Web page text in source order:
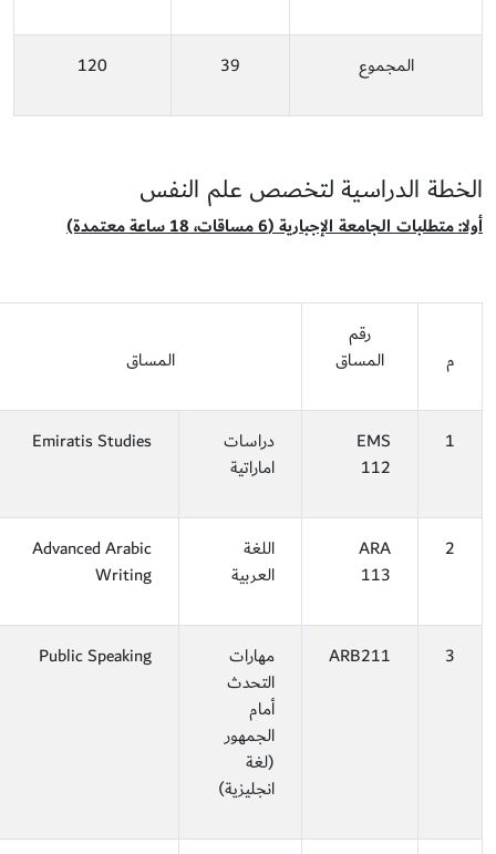
المجموع 39
120
الخطة الدراسية لتخصص علم النفس
أولا:متطلبات الجامعة الإجبارية (6 مساقات، 18 ساعة معتمدة)
م
رقم
المساق
المساق
1
EMS
112
دراسات
اماراتية
Emiratis Studies
2
ARA
113
اللغة
العربية
Advanced Arabic
Writing
3
ARB211
مهارات
التحدث
أمام
الجمهور
(لغة
انجليزية)
Public Speaking